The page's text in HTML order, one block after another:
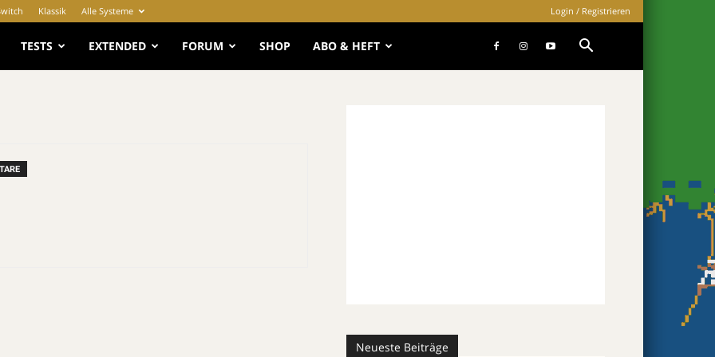
Klassik Alle Systeme Login / Registrieren
TESTS EXTENDED FORUM SHOP ABO & HEFT
Neueste Beiträge